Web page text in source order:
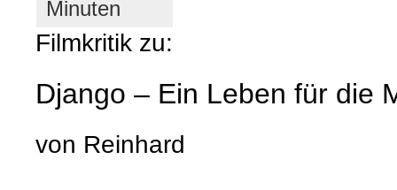
Filmkritik zu:
Django – Ein Leben für die
von Reinhard